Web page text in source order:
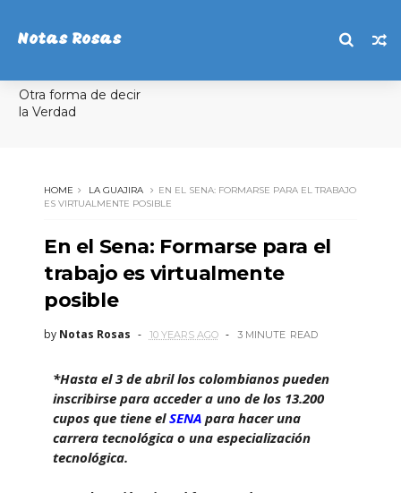
Notas Rosas
Otra forma de decir
la Verdad
HOME LA GUAJIRA
EN EL SENA: FORMARSE PARA EL TRABAJO
ES VIRTUALMENTE POSIBLE
En el Sena: Formarse para el
trabajo es virtualmente
posible
by Notas Rosas 10 YEARS AGO 3 MINUTE READ
*Hasta el 3 de abril los colombianos pueden
inscribirse para acceder a uno de los 13.200
cupos que tiene elSENApara hacer una
carrera tecnológica o una especialización
tecnológica.